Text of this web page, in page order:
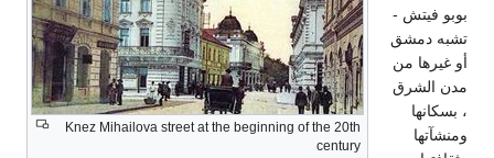
Knez Mihailova street at the beginning of the 20th
century
بوبو فيتش -
تشبه دمشق
أو غيرها من
مدن الشرق
، بسكانها
ومنشآتها